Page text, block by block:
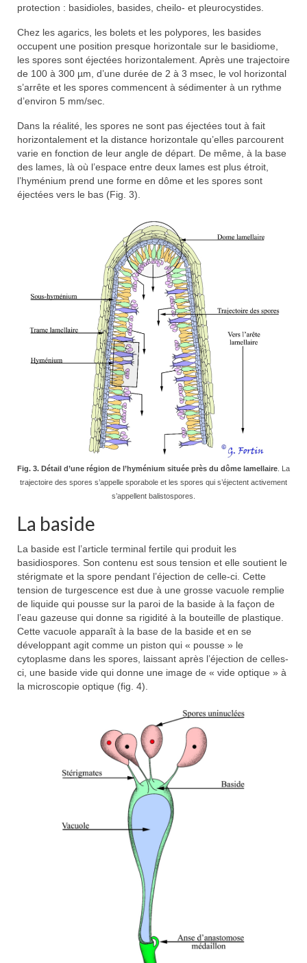
protection : basidioles, basides, cheilo- et pleurocystides.
Chez les agarics, les bolets et les polypores, les basides
occupent une position presque horizontale sur le basidiome,
les spores sont éjectées horizontalement. Après une trajectoire
de 100 à 300 µm, d’une durée de 2 à 3 msec, le vol horizontal
s’arrête et les spores commencent à sédimenter à un rythme
d’environ 5 mm/sec.
Dans la réalité, les spores ne sont pas éjectées tout à fait
horizontalement et la distance horizontale qu’elles parcourent
varie en fonction de leur angle de départ. De même, à la base
des lames, là où l’espace entre deux lames est plus étroit,
l’hyménium prend une forme en dôme et les spores sont
éjectées vers le bas (Fig. 3).
Fig. 3. Détail d’une région de l’hyménium située près du dôme lamellaire . La
trajectoire des spores s’appelle sporabole et les spores qui s’éjectent activement
s’appellent balistospores.
La baside
La baside est l’article terminal fertile qui produit les
basidiospores. Son contenu est sous tension et elle soutient le
stérigmate et la spore pendant l’éjection de celle-ci. Cette
tension de turgescence est due à une grosse vacuole remplie
de liquide qui pousse sur la paroi de la baside à la façon de
l’eau gazeuse qui donne sa rigidité à la bouteille de plastique.
Cette vacuole apparaît à la base de la baside et en se
développant agit comme un piston qui « pousse » le
cytoplasme dans les spores, laissant après l’éjection de celles-
ci, une baside vide qui donne une image de « vide optique » à
la microscopie optique (fig. 4).